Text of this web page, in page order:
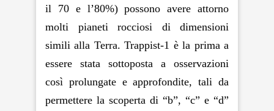
il 70 e l’80%) possono avere attorno
molti pianeti rocciosi di dimensioni
simili alla Terra. Trappist-1 è la prima a
essere stata sottoposta a osservazioni
così prolungate e approfondite, tali da
permettere la scoperta di “b”, “c” e “d”